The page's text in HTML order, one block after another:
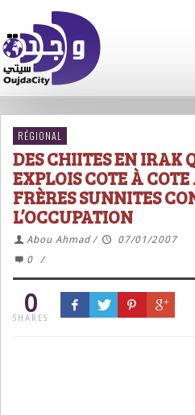
RÉGIONAL
DES CHIITES EN IRAK
EXPLOIS COTE À
FRÈRES SUNNITES
L’OCCUPATION
Abou Ahmad /
07/01/2007
0
/
0
SHARES